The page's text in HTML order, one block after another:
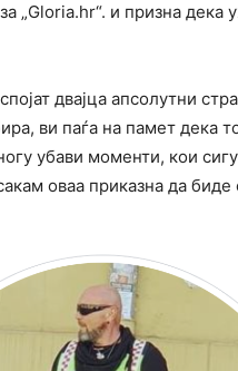
„Gloria.hr“. и призна дека
двајца апсолутни
ви паѓа на памет дека
убави моменти, кои
оваа приказна да